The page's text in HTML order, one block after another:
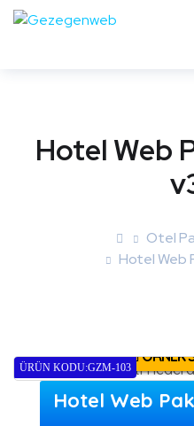
Hotel Web
Otel
Hotel Web
ÖRNEK
ÜRÜN KODU:GZM-103
Hotel Web